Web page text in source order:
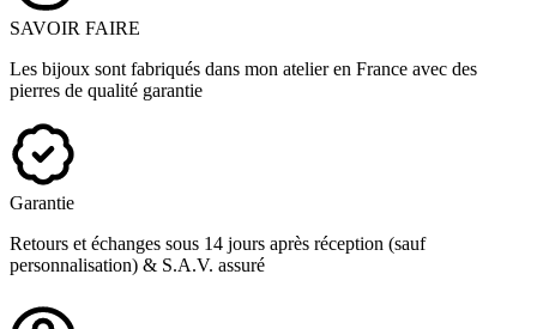
SAVOIR FAIRE
Les bijoux sont fabriqués dans mon atelier en France avec des
pierres de qualité garantie
Garantie
Retours et échanges sous 14 jours après réception (sauf
personnalisation) & S.A.V. assuré